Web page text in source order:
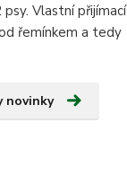
Vlastní přijímací
řemínkem a tedy
novinky